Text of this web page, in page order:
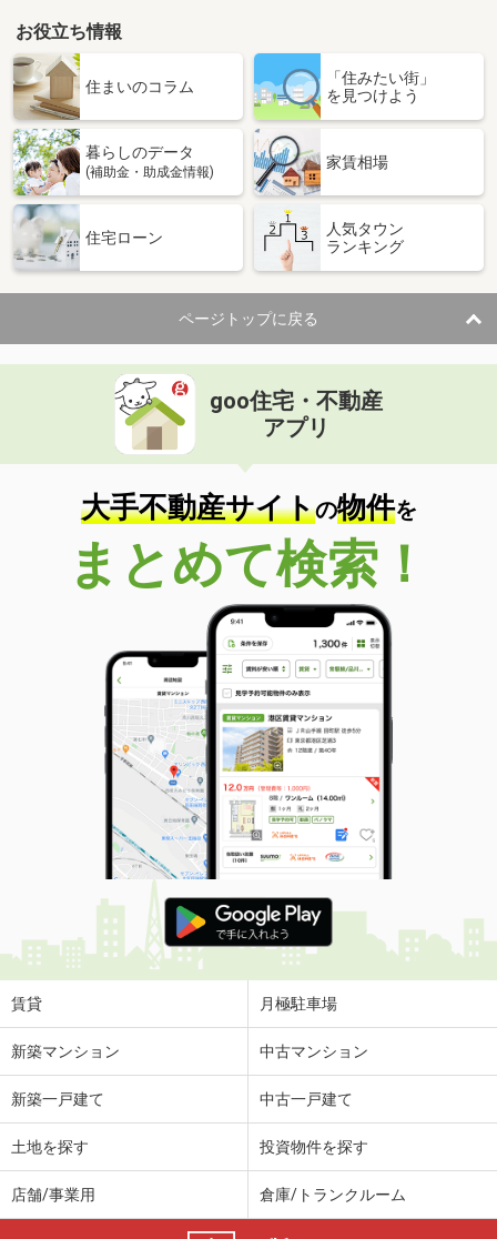
お役立ち情報
住まいのコラム
「住みたい街」
を見つけよう
暮らしのデータ
(補助金・助成金情報)
家賃相場
住宅ローン
人気タウン
ランキング
ページトップに戻る
goo住宅・不動産
アプリ
大手不動産サイトの物件を
まとめて検索！
賃貸 月極駐車場
新築マンション 中古マンション
新築一戸建て 中古一戸建て
土地を探す 投資物件を探す
店舗/事業用 倉庫/トランクルーム